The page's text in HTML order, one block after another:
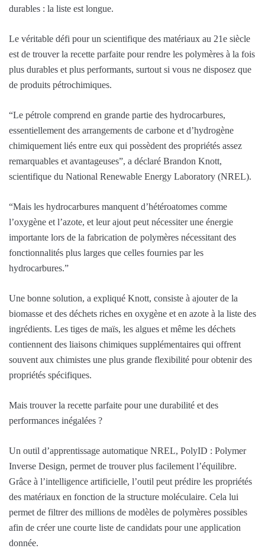
durables : la liste est longue.
Le véritable défi pour un scientifique des matériaux au 21e siècle
est de trouver la recette parfaite pour rendre les polymères à la fois
plus durables et plus performants, surtout si vous ne disposez que
de produits pétrochimiques.
“Le pétrole comprend en grande partie des hydrocarbures,
essentiellement des arrangements de carbone et d’hydrogène
chimiquement liés entre eux qui possèdent des propriétés assez
remarquables et avantageuses”, a déclaré Brandon Knott,
scientifique du National Renewable Energy Laboratory (NREL).
“Mais les hydrocarbures manquent d’hétéroatomes comme
l’oxygène et l’azote, et leur ajout peut nécessiter une énergie
importante lors de la fabrication de polymères nécessitant des
fonctionnalités plus larges que celles fournies par les
hydrocarbures.”
Une bonne solution, a expliqué Knott, consiste à ajouter de la
biomasse et des déchets riches en oxygène et en azote à la liste des
ingrédients. Les tiges de maïs, les algues et même les déchets
contiennent des liaisons chimiques supplémentaires qui offrent
souvent aux chimistes une plus grande flexibilité pour obtenir des
propriétés spécifiques.
Mais trouver la recette parfaite pour une durabilité et des
performances inégalées ?
Un outil d’apprentissage automatique NREL, PolyID : Polymer
Inverse Design, permet de trouver plus facilement l’équilibre.
Grâce à l’intelligence artificielle, l’outil peut prédire les propriétés
des matériaux en fonction de la structure moléculaire. Cela lui
permet de filtrer des millions de modèles de polymères possibles
afin de créer une courte liste de candidats pour une application
donnée.